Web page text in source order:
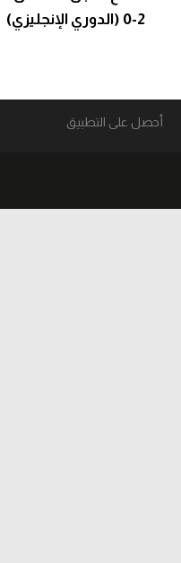
2-0 (الدوري الإنجليزي)
أحصل على التطبيق